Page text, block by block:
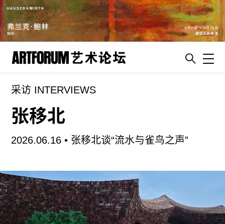
artguide
新闻
展评
杂志
视频
ENGLISH
ART & EDUCATION
采访 INTERVIEWS
张移北
2026.06.16 • 张移北谈“流水与雀鸟之声”